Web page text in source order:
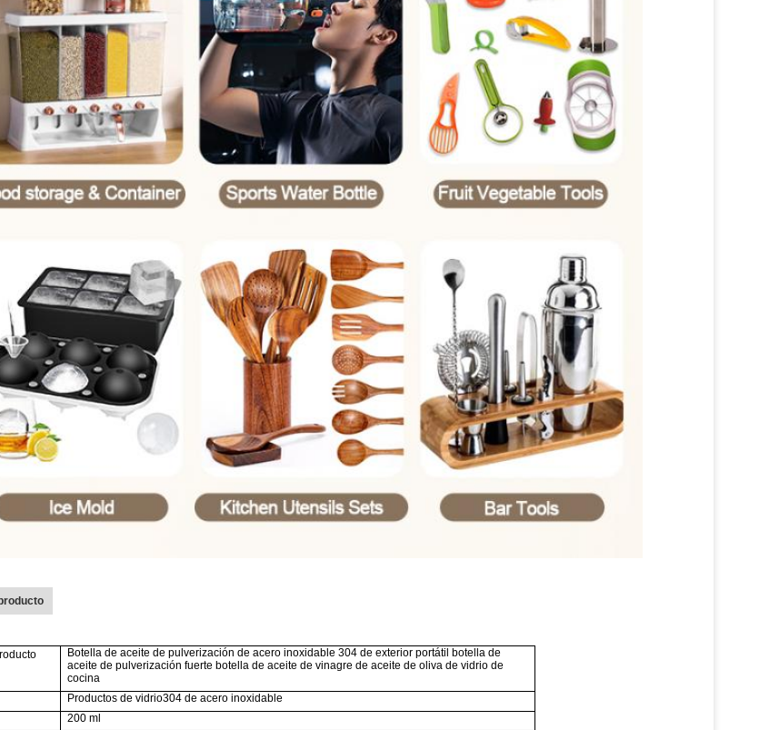
Botella de aceite de pulverización de acero inoxidable 304 de exterior portátil botella de
aceite de pulverización fuerte botella de aceite de vinagre de aceite de oliva de vidrio de
cocina
Productos de vidrio304 de acero inoxidable
200 ml